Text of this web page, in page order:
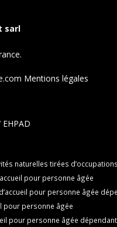
sarl
Mentions légales
naturelles tirées
pour personne âgée
pour personne âgée
pour personne âgée
pour personne âgée